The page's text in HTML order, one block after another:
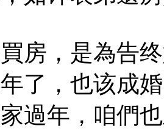
房，是為告
了，也该成
過年，咱們